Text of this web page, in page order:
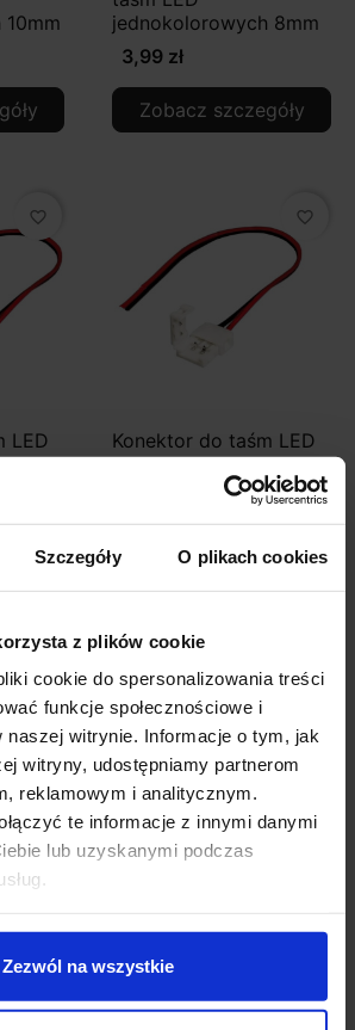
Szczegóły O plikach cookies
z plików cookie
cookie do spersonalizowania treści
funkcje społecznościowe i
naszej witrynie. Informacje o tym, jak
witryny, udostępniamy partnerom
reklamowym i analitycznym.
te informacje z innymi danymi
lub uzyskanymi podczas
Zezwól na wszystkie
jednokolorowych 8mm
3,99 zł
Zobacz szczegóły
favorite_border
LED
favorite_border
Konektor do taśm LED
jednokolorowych
4,99 zł
favorite_border